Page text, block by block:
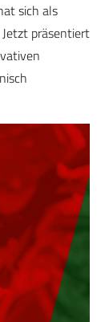
sich als
präsentiert